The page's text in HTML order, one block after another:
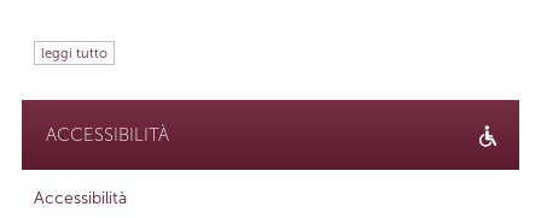
leggi tutto
ACCESSIBILITÀ
Accessibilità